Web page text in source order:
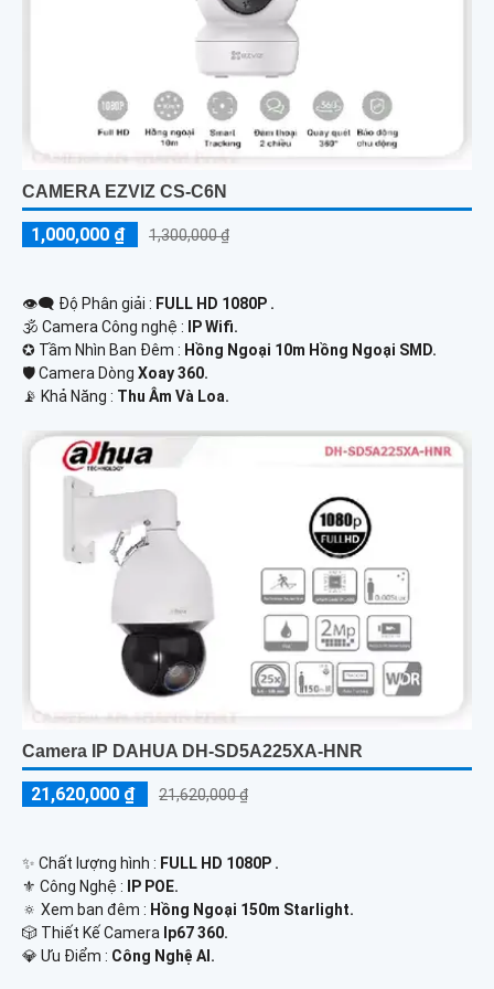
CAMERA EZVIZ CS-C6N
1,000,000 ₫ 1,300,000 ₫
👁️‍🗨 Độ Phân giải : FULL HD 1080P .
🕉️ Camera Công nghệ :
IP Wifi.
✪ Tầm Nhìn Ban Đêm : Hồng Ngoại 10m Hồng Ngoại SMD.
🛡 Camera Dòng Xoay 360.
️📡 Khả Năng : Thu Âm Và Loa.
Camera IP DAHUA DH-SD5A225XA-HNR
21,620,000 ₫ 21,620,000 ₫
✨ Chất lượng hình : FULL HD 1080P .
⚜️ Công Nghệ :
IP POE.
🔅 Xem ban đêm : Hồng Ngoại 150m Starlight.
🎲 Thiết Kế Camera Ip67 360.
️💎 Ưu Điểm : Công Nghệ AI.